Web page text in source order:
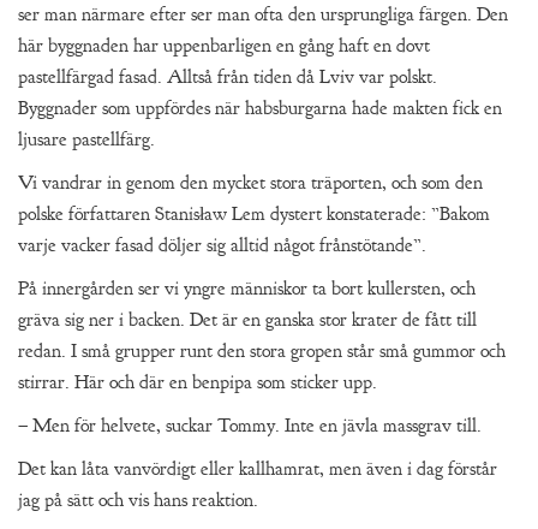
ser man närmare efter ser man ofta den ursprungliga färgen. Den
här byggnaden har uppenbarligen en gång haft en dovt
pastellfärgad fasad. Alltså från tiden då Lviv var polskt.
Byggnader som uppfördes när habsburgarna hade makten fick en
ljusare pastellfärg.
Vi vandrar in genom den mycket stora träporten, och som den
polske författaren Stanisław Lem dystert konstaterade: ”Bakom
varje vacker fasad döljer sig alltid något frånstötande”.
På innergården ser vi yngre människor ta bort kullersten, och
gräva sig ner i backen. Det är en ganska stor krater de fått till
redan. I små grupper runt den stora gropen står små gummor och
stirrar. Här och där en benpipa som sticker upp.
– Men för helvete, suckar Tommy. Inte en jävla massgrav till.
Det kan låta vanvördigt eller kallhamrat, men även i dag förstår
jag på sätt och vis hans reaktion.